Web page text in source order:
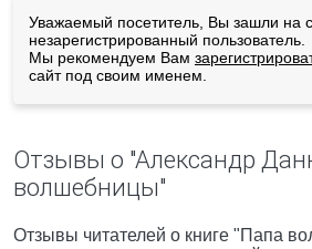
Уважаемый посетитель, Вы зашли на
незарегистрированный пользователь.
Мы рекомендуем Вам
сайт под своим именем.
Отзывы о "Александр
волшебницы"
Отзывы читателей о книге "Папа